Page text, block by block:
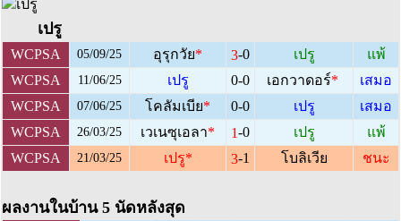
เปรู
WCPSA 05/09/25 อุรุกวัย* 3-0 เปรู
แพ้
WCPSA
11/06/25 เปรู 0-0 เอกวาดอร์*
เสมอ
WCPSA
07/06/25 โคลัมเบีย* 0-0 เปรู
เสมอ
WCPSA
26/03/25 เวเนซุเอลา* 1-0 เปรู
แพ้
WCPSA
21/03/25 เปรู* 3-1 โบลิเวีย ชนะ
ผลงานในบ้าน 5 นัดหลังสุด